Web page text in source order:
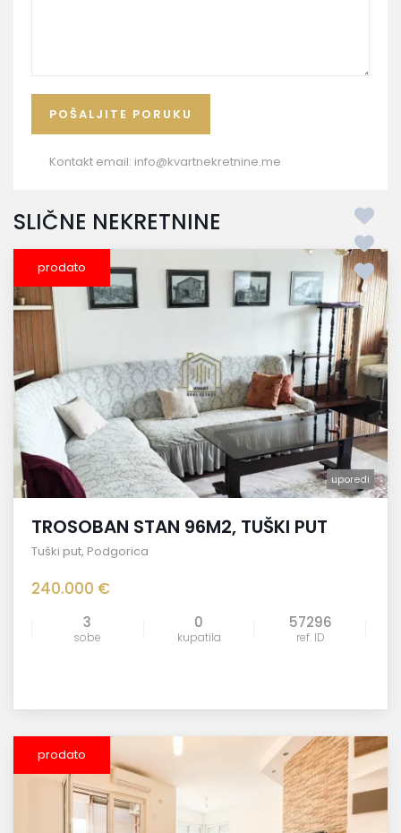
Kontakt email: info@kvartnekretnine.me
SLIČNE NEKRETNINE
prodato
uporedi
TROSOBAN STAN 96M2, TUŠKI PUT
Tuški put, Podgorica
240.000 €
3
sobe
0
kupatila
57296
ref. ID
prodato